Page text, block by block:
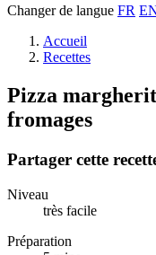
Changer de langue FR
Accueil
Recettes
Pizza
fromages
Partager cette
Niveau
très facile
Préparation